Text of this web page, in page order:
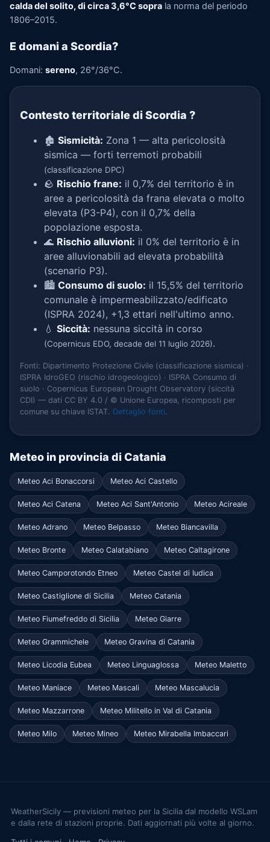
calda del solito, di circa 3,6°C sopra la norma del periodo
1806–2015.
E domani a Scordia?
Domani: sereno, 26°/36°C.
Contesto territoriale di Scordia ?
🏚️ Sismicità: Zona 1 — alta pericolosità
sismica — forti terremoti probabili
(classificazione DPC)
🪨 Rischio frane: il 0,7% del territorio è in
aree a pericolosità da frana elevata o molto
elevata (P3-P4), con il 0,7% della
popolazione esposta.
🌊 Rischio alluvioni: il 0% del territorio è in
aree alluvionabili ad elevata probabilità
(scenario P3).
🏙️ Consumo di suolo: il 15,5% del territorio
comunale è impermeabilizzato/edificato
(ISPRA 2024), +1,3 ettari nell'ultimo anno.
💧 Siccità: nessuna siccità in corso
(Copernicus EDO, decade del 11 luglio 2026).
Fonti: Dipartimento Protezione Civile (classificazione sismica) ·
ISPRA IdroGEO (rischio idrogeologico) · ISPRA Consumo di
suolo · Copernicus European Drought Observatory (siccità
CDI) — dati CC BY 4.0 / © Unione Europea, ricomposti per
comune su chiave ISTAT. Dettaglio fonti.
Meteo in provincia di Catania
Meteo Aci Bonaccorsi Meteo Aci Castello
Meteo Aci Catena Meteo Aci Sant'Antonio Meteo Acireale
Meteo Adrano Meteo Belpasso Meteo Biancavilla
Meteo Bronte Meteo Calatabiano Meteo Caltagirone
Meteo Camporotondo Etneo Meteo Castel di Iudica
Meteo Castiglione di Sicilia Meteo Catania
Meteo Fiumefreddo di Sicilia Meteo Giarre
Meteo Grammichele Meteo Gravina di Catania
Meteo Licodia Eubea Meteo Linguaglossa Meteo Maletto
Meteo Maniace Meteo Mascali Meteo Mascalucia
Meteo Mazzarrone Meteo Militello in Val di Catania
Meteo Milo Meteo Mineo Meteo Mirabella Imbaccari
WeatherSicily — previsioni meteo per la Sicilia dal modello WSLam
e dalla rete di stazioni proprie. Dati aggiornati più volte al giorno.